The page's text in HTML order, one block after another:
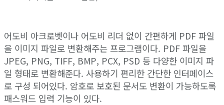
어도비 아크로벳이나 어도비 리더 없이 간편하게 PDF 파일
을 이미지 파일로 변환해주는 프로그램이다. PDF 파일을
JPEG, PNG, TIFF, BMP, PCX, PSD 등 다양한 이미지 파
일 형태로 변환해준다. 사용하기 편리한 간단한 인터페이스
로 구성 되어있다. 암호로 보호된 문서도 변환이 가능하도록
패스워드 입력 기능이 있다.